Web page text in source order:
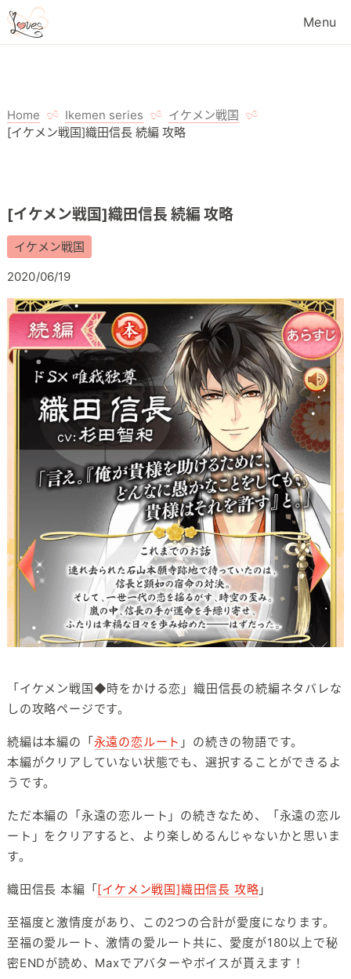
Home Ikemen series
イケメン戦国
[イケメン戦国]織田信長 続編 攻略
[イケメン戦国]織田信長 続編 攻略
イケメン戦国
2020/06/19
「イケメン戦国◆時をかける恋」織田信長の続編ネタバレな
しの攻略ページです。
続編は本編の「永遠の恋ルート 」の続きの物語です。
本編がクリアしていない状態でも、選択することができるよ
うです。
ただ本編の「永遠の恋ルート」の続きなため、「永遠の恋ル
ート」をクリアすると、より楽しめるんじゃないかと思いま
す。
織田信長 本編「[イケメン戦国]織田信長 攻略 」
至福度と激情度があり、この2つの合計が愛度になります。
至福の愛ルート、激情の愛ルート共に、愛度が180以上で秘
密ENDが読め、Maxでアバターやボイスが貰えます！